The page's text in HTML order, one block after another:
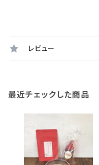
レビュー
最近チェックした商品